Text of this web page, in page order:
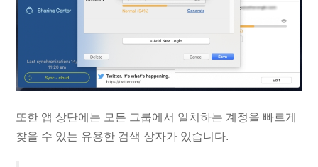
또한 앱 상단에는 모든 그룹에서 일치하는 계정을 빠르게
찾을 수 있는 유용한 검색 상자가 있습니다.